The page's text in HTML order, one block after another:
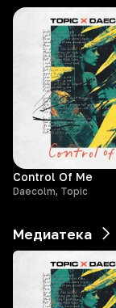
Control Of Me
Daecolm, Topic
Медиатека